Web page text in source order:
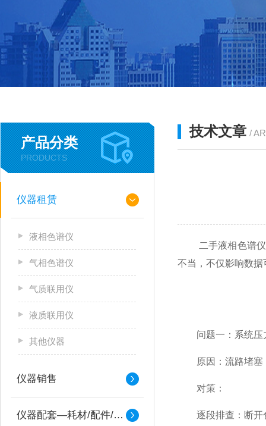
产品分类
PRODUCTS
仪器租赁
液相色谱仪
气相色谱仪
气质联用仪
液质联用仪
其他仪器
仪器销售
仪器配套—耗材/配件/备件
技术文章 /
二手液相色谱仪虽
不当，不仅影响数
问题一：系统压
原因：流路堵塞（
对策：
逐段排查：断开